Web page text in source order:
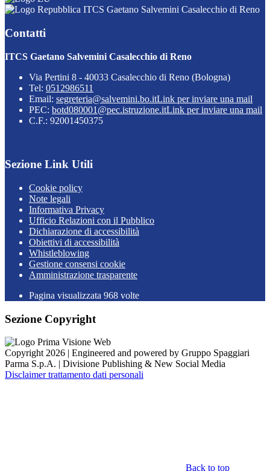
ITCS Gaetano Salvemini Casalecchio di Reno
Contatti
ITCS Gaetano Salvemini Casalecchio di Reno
Via Pertini 8 - 40033 Casalecchio di Reno (Bologna)
Tel: 0512986511
Email: segreteria@salvemini.bo.itLink per inviare una mail
PEC: botd080001@pec.istruzione.itLink per inviare una mail
C.F.: 92001450375
Sezione Link Utili
Cookie policy
Note legali
Informativa Privacy
Ufficio Relazioni con il Pubblico
Dichiarazione di accessibilità
Obiettivi di accessibilità
Whistleblowing
Gestione consensi cookie
Amministrazione trasparente
Pagina visualizzata 968 volte
Sezione Copyright
Copyright 2026 | Engineered and powered by Gruppo Spaggiari
Parma S.p.A. | Divisione Publishing & New Social Media
Disclaimer trattamento dati personali
Back to top